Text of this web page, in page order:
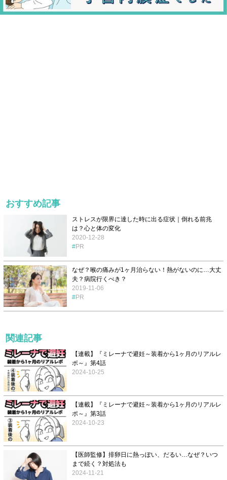
おすすめ記事
ストレスが限界に達した時に出る症状｜倒れる前兆
は？心と体の変化
2020-12-28
PR
なぜ？喉の痛みが1ヶ月治らない！熱がないのに…大丈
夫？病院行くべき？
2019-11-06
PR
関連記事
【連載】『ミレーナで避妊～装着から1ヶ月のリアルレ
ポ～』第4話
2024-10-25
【連載】『ミレーナで避妊～装着から1ヶ月のリアルレ
ポ～』第3話
2024-10-23
【医師監修】排卵日に熱っぽい、だるい…なぜ？いつ
まで続く？対処法も
2024-11-21